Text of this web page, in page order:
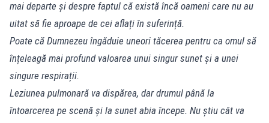
mai departe și despre faptul că există încă oameni care nu au
uitat să fie aproape de cei aflați în suferință.
Poate că Dumnezeu îngăduie uneori tăcerea pentru ca omul să
înțeleagă mai profund valoarea unui singur sunet și a unei
singure respirații.
Leziunea pulmonară va dispărea, dar drumul până la
întoarcerea pe scenă și la sunet abia începe. Nu știu cât va